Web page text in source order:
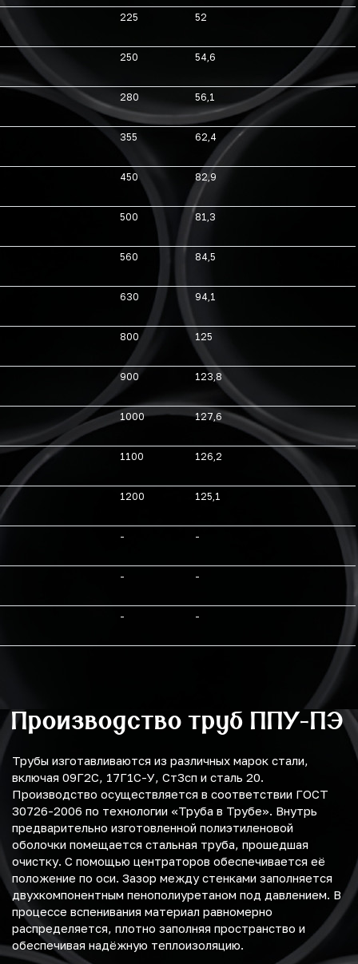
225 52
250 54,6
280 56,1
355 62,4
450 82,9
500 81,3
560 84,5
630 94,1
800 125
900 123,8
1000 127,6
1100 126,2
1200 125,1
- -
- -
- -
Производство труб ППУ-ПЭ
Трубы изготавливаются из различных марок стали,
включая 09Г2С, 17Г1С-У, Ст3сп и сталь 20.
Производство осуществляется в соответствии ГОСТ
30726-2006 по технологии «Труба в Трубе». Внутрь
предварительно изготовленной полиэтиленовой
оболочки помещается стальная труба, прошедшая
очистку. С помощью центраторов обеспечивается её
положение по оси. Зазор между стенками заполняется
двухкомпонентным пенополиуретаном под давлением. В
процессе вспенивания материал равномерно
распределяется, плотно заполняя пространство и
обеспечивая надёжную теплоизоляцию.